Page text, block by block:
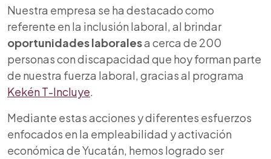
Nuestra empresa se ha destacado como
referente en la inclusión laboral, al brindar
oportunidades laboralesa cerca de 200
personas con discapacidad que hoy forman parte
de nuestra fuerza laboral, gracias al programa
Kekén T-Incluye.
Mediante estas acciones y diferentes esfuerzos
enfocados en la empleabilidad y activación
económica de Yucatán, hemos logrado ser